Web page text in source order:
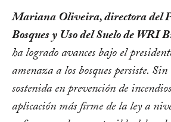
Mariana Oliveira, directora del
Bosques y Uso del Suelo de WRI
ha logrado avances bajo el
amenaza a los bosques persiste.
sostenida en prevención de
aplicación más firme de la ley a